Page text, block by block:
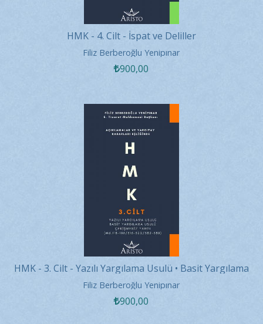
HMK - 4. Cilt - İspat ve Deliller
Filiz Berberoğlu Yenipınar
900,00
HMK - 3. Cilt - Yazılı Yargılama Usulü • Basit Yargılama
Usulü •...
Filiz Berberoğlu Yenipınar
900,00